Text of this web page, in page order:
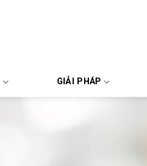
GIẢI PHÁP